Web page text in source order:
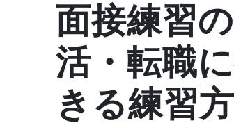
面接練習
活・転職
きる練習